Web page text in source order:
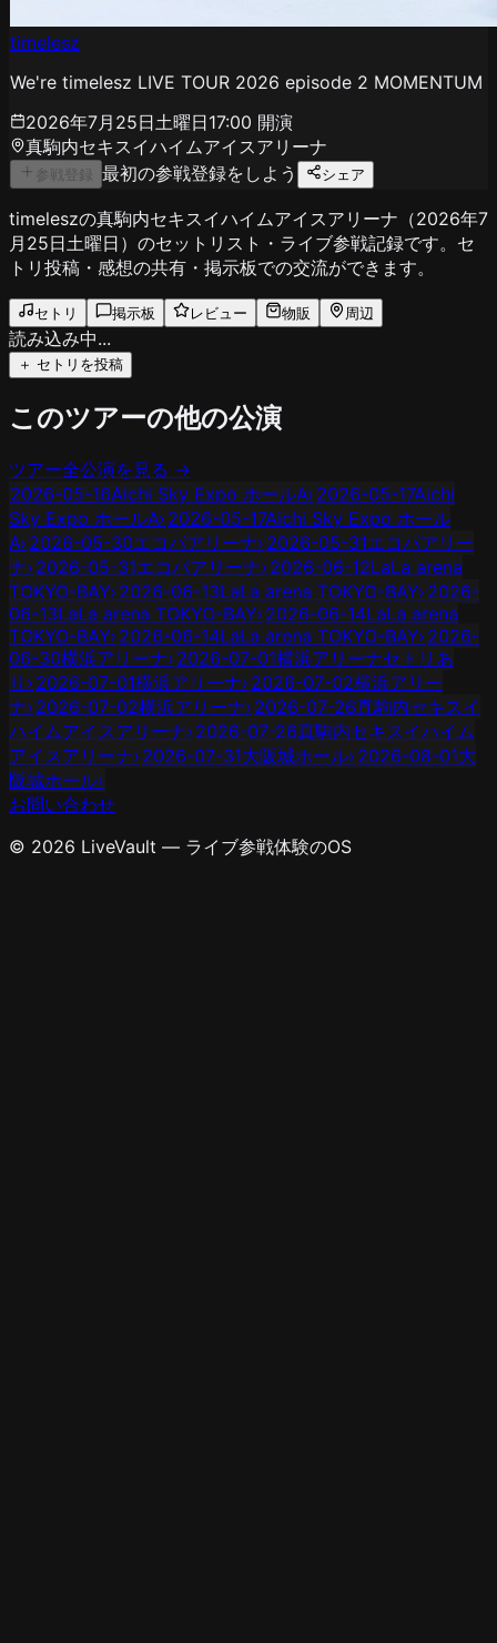
timelesz
We're timelesz LIVE TOUR 2026 episode 2 MOMENTUM
2026年7月25日土曜日17:00 開演
真駒内セキスイハイムアイスアリーナ
参戦登録 最初の参戦登録をしよう シェア
timeleszの真駒内セキスイハイムアイスアリーナ（2026年7
月25日土曜日）のセットリスト・ライブ参戦記録です。セ
トリ投稿・感想の共有・掲示板での交流ができます。
セトリ 掲示板 レビュー 物販 周辺
読み込み中...
＋ セトリを投稿
このツアーの他の公演
ツアー全公演を見る →
2026-05-16Aichi Sky Expo ホールA› 2026-05-17Aichi
Sky Expo ホールA› 2026-05-17Aichi Sky Expo ホール
A› 2026-05-30エコパアリーナ› 2026-05-31エコパアリー
ナ› 2026-05-31エコパアリーナ› 2026-06-12LaLa arena
TOKYO-BAY› 2026-06-13LaLa arena TOKYO-BAY› 2026-
06-13LaLa arena TOKYO-BAY› 2026-06-14LaLa arena
TOKYO-BAY› 2026-06-14LaLa arena TOKYO-BAY› 2026-
06-30横浜アリーナ› 2026-07-01横浜アリーナセトリあ
り › 2026-07-01横浜アリーナ› 2026-07-02横浜アリー
ナ› 2026-07-02横浜アリーナ› 2026-07-26真駒内セキスイ
ハイムアイスアリーナ› 2026-07-26真駒内セキスイハイム
アイスアリーナ› 2026-07-31大阪城ホール› 2026-08-01大
阪城ホール›
お問い合わせ
© 2026 LiveVault — ライブ参戦体験のOS